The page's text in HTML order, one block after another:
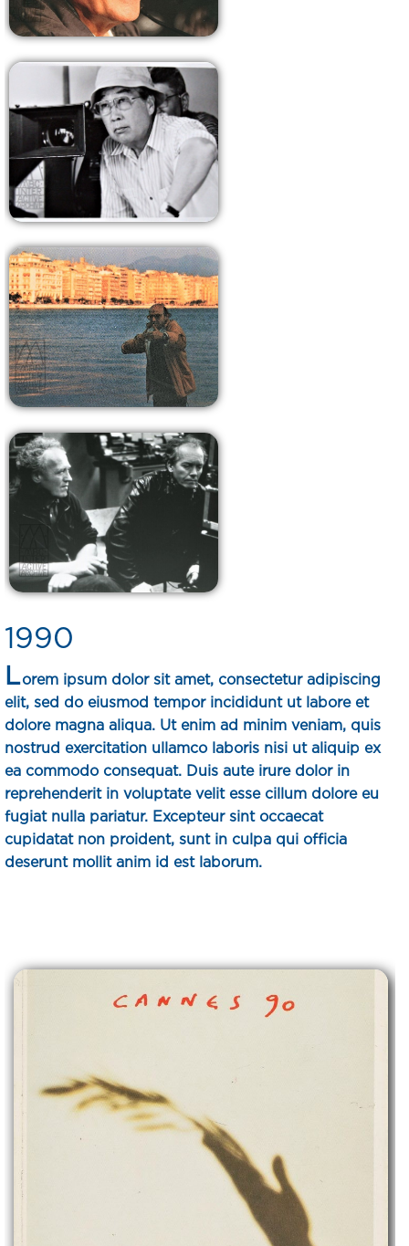
1990
Lorem ipsum dolor sit amet, consectetur adipiscing
elit, sed do eiusmod tempor incididunt ut labore et
dolore magna aliqua. Ut enim ad minim veniam, quis
nostrud exercitation ullamco laboris nisi ut aliquip ex
ea commodo consequat. Duis aute irure dolor in
reprehenderit in voluptate velit esse cillum dolore eu
fugiat nulla pariatur. Excepteur sint occaecat
cupidatat non proident, sunt in culpa qui officia
deserunt mollit anim id est laborum.